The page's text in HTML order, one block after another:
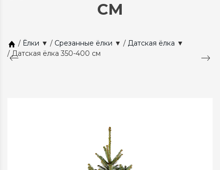
СМ
/ Ёлки ▼ / Срезанные ёлки ▼ / Датская ёлка ▼
/ Датская ёлка 350-400 см